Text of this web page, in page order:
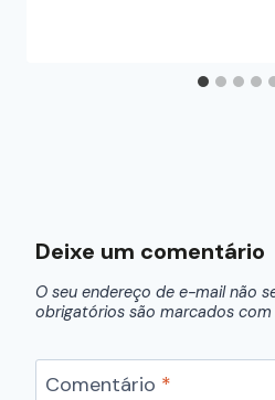
Deixe um comentário
O seu endereço de e-mail não
obrigatórios são marcados com
Comentário *